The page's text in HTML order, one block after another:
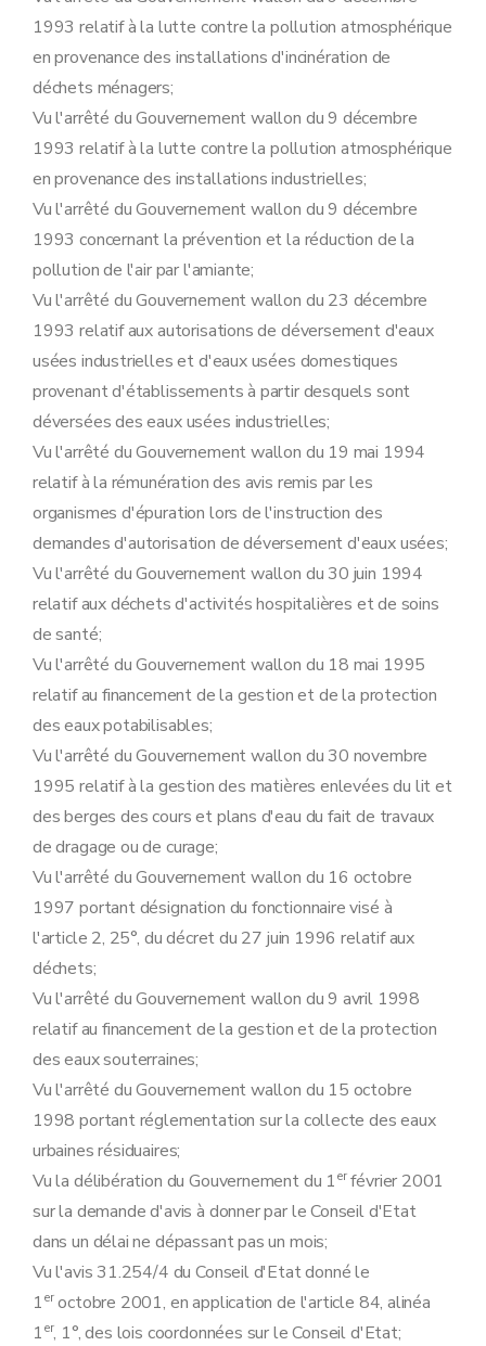
Sous-section 3 Modalités du recours contre les mesures de sécurité, visé à l'article 71, §4 et §5, du décret
Art. 98
Art. 99
Art. 100
Art. 101
Art. 102
Art. 104
Art. 105
Sous-section 4 Modalités de perception des amendes administratives visées à l'article 76 du décret
Art. 107
Art. 108
Section 8 Etude de caractérisation visée à l'article 79, §1
Art. 109
Transformation et extension de l'établissement visé à l'article 10, §2, du décret
ATTENTION : l'AGW du 16 mai 2019, art. 42 renomme la section 9 en section 8 mais dans un souci de cohérence du texte nous gardons la numérotation actuelle.
Art. 110
Section 10 Désignation des fonctionnaires
Sous-section première Procédure d'octroi du permis d'environnement
Art. 111
Sous-section 2 Procédure d'octroi du permis unique
Art. 112
Sous-section 3
Déclaration
Art. 113
Sous-section 4 Transformation et extension de l'établissement
Art. 114
Sous-section 5 Sûretés
Art. 115
Sous-section 6
Sous-section 7 Mesures de police administrative
Art. 117
((...-AGW du 16 mai 2019, art.45)
Art. 118
Sous-section 9 Sanctions pénales
Sous-section 10 Recours
Art. 120
Sous-section
11
Art.120bis
Sous-section12 Désignations diverses
120
Section11
Désignations diverses
Art.120quater
Art.
Chapitre III Remise en état
Art. 121
Chapitre IV Dispositions abrogatoires, modificatives et finales
Section première
Sous-section première
Etablissements dangereux, insalubres et incommodes
Art. 122
Art. 123
Sous-section 2
Art. 124
Art. 125
Art. 126
Art. 127
Art. 128
Art. 129
Art. 130
Art. 131
Art. 132
1993 relatif à la lutte contre la pollution atmosphérique
en provenance des installations d'incinération de
déchets ménagers;
Vu l'arrêté du Gouvernement wallon du 9 décembre
1993 relatif à la lutte contre la pollution atmosphérique
en provenance des installations industrielles;
Vu l'arrêté du Gouvernement wallon du 9 décembre
1993 concernant la prévention et la réduction de la
pollution de l'air par l'amiante;
Vu l'arrêté du Gouvernement wallon du 23 décembre
1993 relatif aux autorisations de déversement d'eaux
usées industrielles et d'eaux usées domestiques
provenant d'établissements à partir desquels sont
déversées des eaux usées industrielles;
Vu l'arrêté du Gouvernement wallon du 19 mai 1994
relatif à la rémunération des avis remis par les
organismes d'épuration lors de l'instruction des
demandes d'autorisation de déversement d'eaux usées;
Vu l'arrêté du Gouvernement wallon du 30 juin 1994
relatif aux déchets d'activités hospitalières et de soins
de santé;
Vu l'arrêté du Gouvernement wallon du 18 mai 1995
relatif au financement de la gestion et de la protection
des eaux potabilisables;
Vu l'arrêté du Gouvernement wallon du 30 novembre
1995 relatif à la gestion des matières enlevées du lit et
des berges des cours et plans d'eau du fait de travaux
de dragage ou de curage;
Vu l'arrêté du Gouvernement wallon du 16 octobre
1997 portant désignation du fonctionnaire visé à
l'article 2, 25°, du décret du 27 juin 1996 relatif aux
déchets;
Vu l'arrêté du Gouvernement wallon du 9 avril 1998
relatif au financement de la gestion et de la protection
des eaux souterraines;
Vu l'arrêté du Gouvernement wallon du 15 octobre
1998 portant réglementation sur la collecte des eaux
urbaines résiduaires;
Vu la délibération du Gouvernement du 1erfévrier 2001
sur la demande d'avis à donner par le Conseil d'Etat
dans un délai ne dépassant pas un mois;
Vu l'avis 31.254/4 du Conseil d'Etat donné le
1eroctobre 2001, en application de l'article 84, alinéa
1er, 1°, des lois coordonnées sur le Conseil d'Etat;